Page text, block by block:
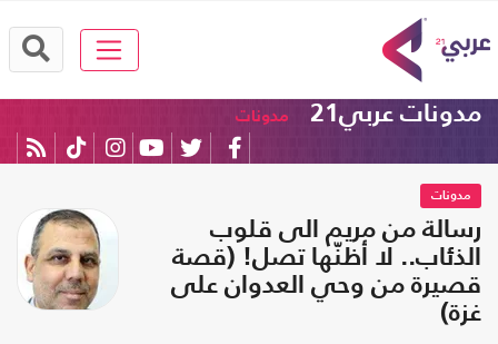
مدونات عربي21 مدونات
مدونات
رسالة من مريم الى قلوب
الذئاب.. لا أظنّها تصل! (قصة
قصيرة من وحي العدوان على
غزة)